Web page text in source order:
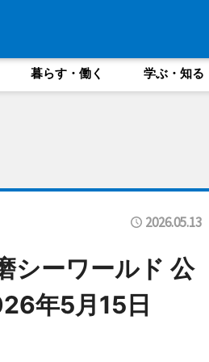
暮らす・働く 学ぶ・知る
2026.05.13
シーワールド 公
年5月15日